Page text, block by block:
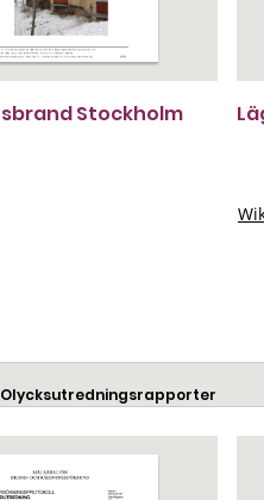
Stockholm